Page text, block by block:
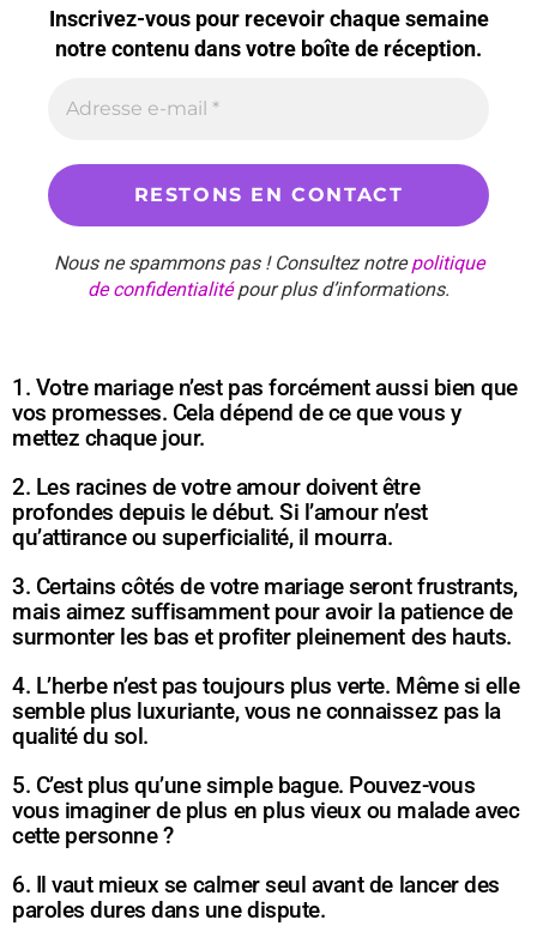
Inscrivez-vous pour recevoir chaque semaine
notre contenu dans votre boîte de réception.
Nous ne spammons pas ! Consultez notrepolitique
de confidentialitépour plus d’informations.
1. Votre mariage n’est pas forcément aussi bien que
vos promesses. Cela dépend de ce que vous y
mettez chaque jour.
2. Les racines de votre amour doivent être
profondes depuis le début. Si l’amour n’est
qu’attirance ou superficialité, il mourra.
3. Certains côtés de votre mariage seront frustrants,
mais aimez suffisamment pour avoir la patience de
surmonter les bas et profiter pleinement des hauts.
4. L’herbe n’est pas toujours plus verte. Même si elle
semble plus luxuriante, vous ne connaissez pas la
qualité du sol.
5. C’est plus qu’une simple bague. Pouvez-vous
vous imaginer de plus en plus vieux ou malade avec
cette personne ?
6. Il vaut mieux se calmer seul avant de lancer des
paroles dures dans une dispute.